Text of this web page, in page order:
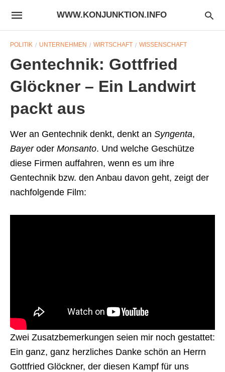
WWW.KONJUNKTION.INFO
POLITIK UNTERNEHMEN WIRTSCHAFT WISSENSCHAFT
Gentechnik: Gottfried
Glöckner – Ein Landwirt
packt aus
Wer an Gentechnik denkt, denkt an Syngenta,
Bayeroder Monsanto. Und welche Geschütze
diese Firmen auffahren, wenn es um ihre
Gentechnik bzw. den Anbau davon geht, zeigt der
nachfolgende Film:
Zwei Zusatzbemerkungen seien mir noch gestattet:
Ein ganz, ganz herzliches Danke schön an Herrn
Gottfried Glöckner, der diesen Kampf für uns